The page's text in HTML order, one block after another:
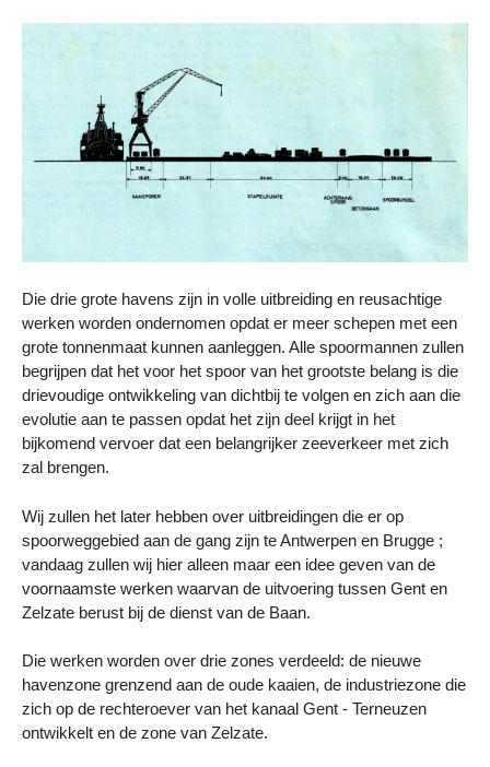
Die drie grote havens zijn in volle uitbreiding en reusachtige
werken worden ondernomen opdat er meer schepen met een
grote tonnenmaat kunnen aanleggen. Alle spoormannen zullen
begrijpen dat het voor het spoor van het grootste belang is die
drievoudige ontwikkeling van dichtbij te volgen en zich aan die
evolutie aan te passen opdat het zijn deel krijgt in het
bijkomend vervoer dat een belangrijker zeeverkeer met zich
zal brengen.
Wij zullen het later hebben over uitbreidingen die er op
spoorweggebied aan de gang zijn te Antwerpen en Brugge ;
vandaag zullen wij hier alleen maar een idee geven van de
voornaamste werken waarvan de uitvoering tussen Gent en
Zelzate berust bij de dienst van de Baan.
Die werken worden over drie zones verdeeld: de nieuwe
havenzone grenzend aan de oude kaaien, de industriezone die
zich op de rechteroever van het kanaal Gent - Terneuzen
ontwikkelt en de zone van Zelzate.